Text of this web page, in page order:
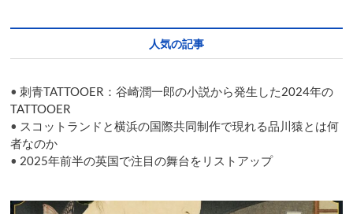
止
へ
人気の記事
•刺青TATTOOER：谷崎潤一郎の小説から発生した2024年の
TATTOOER
• スコットランドと横浜の国際共同制作で現れる品川猿とは何
者なのか
• 2025年前半の英国で注目の舞台をリストアップ